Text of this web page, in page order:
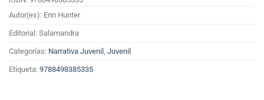
Autor(es): Erin Hunter
Editorial: Salamandra
Categorías: Narrativa Juvenil , Juvenil
Etiqueta: 9788498385335